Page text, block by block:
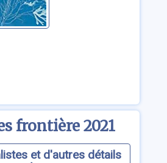
frontière 2021
et d'autres détails